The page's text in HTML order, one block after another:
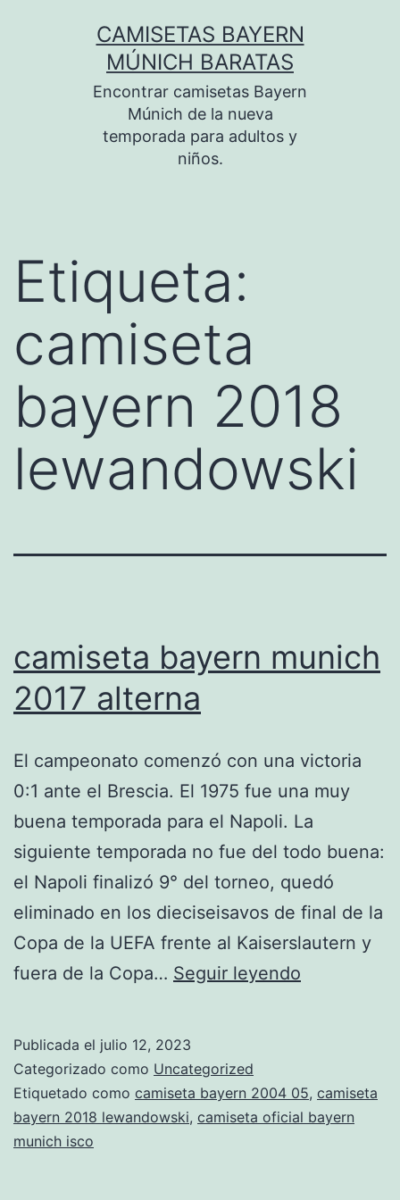
CAMISETAS BAYERN
MÚNICH BARATAS
Encontrar camisetas Bayern
Múnich de la nueva
temporada para adultos y
niños.
Etiqueta:
camiseta
bayern 2018
lewandowski
camiseta bayern munich
2017 alterna
El campeonato comenzó con una victoria
0:1 ante el Brescia. El 1975 fue una muy
buena temporada para el Napoli. La
siguiente temporada no fue del todo buena:
el Napoli finalizó 9° del torneo, quedó
eliminado en los dieciseisavos de final de la
Copa de la UEFA frente al Kaiserslautern y
fuera de la Copa… Seguir leyendo
alterna
Publicada el julio 12, 2023
Categorizado como Uncategorized
Etiquetado como camiseta bayern 2004 05, camiseta
bayern 2018 lewandowski, camiseta oficial bayern
munich isco